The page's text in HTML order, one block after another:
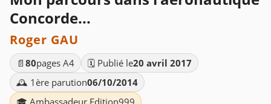
Concorde...
Roger GAU
📄 80pages A4 🗓️ Publié le20 avril 2017
🕰️ 1ère parution06/10/2014